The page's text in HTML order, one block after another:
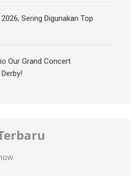
Sering Digunakan Top
Our Grand Concert